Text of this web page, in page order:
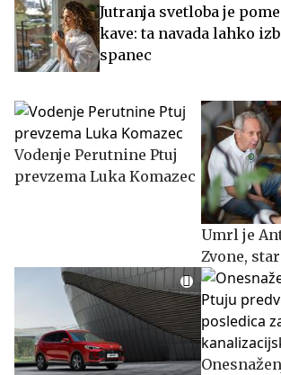
Jutranja svetloba je
kave: ta navada lahko
spanec
Vodenje Perutnine Ptuj
prevzema Luka Komazec
Umrl je
Zvone,